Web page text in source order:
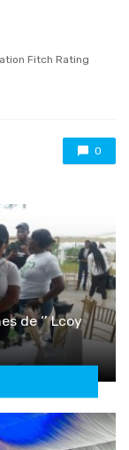
Fitch Rating
0
de ‘’ Lcoy